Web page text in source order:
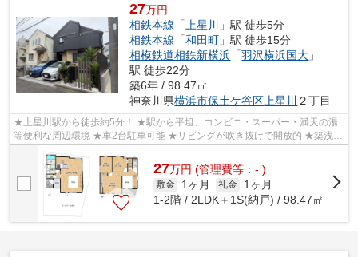
27万円
相鉄本線 「上星川
」駅 徒歩5分
相鉄本線 「和田町 」駅 徒歩15分
相模鉄道相鉄新横浜 「羽沢横浜国大 」
駅 徒歩22分
築6年 / 98.47㎡
神奈川県横浜市保土ケ谷区上星川 ２丁目
★上星川駅から徒歩約5分！ ★駅から平坦、コンビニ・スーパー・満天の湯
等便利な周辺環境 ★車2台駐車可能 ★リビングが吹き抜けで開放的 ★築浅で
27万円 (管理費等：- )
敷金 1ヶ月 礼金
1ヶ月
1-2階 / 2LDK＋1S(納戸) / 98.47㎡